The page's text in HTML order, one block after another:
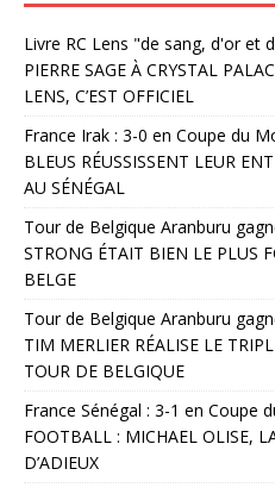
Livre RC Lens "de sang, d'or et
PIERRE SAGE À CRYSTAL
LENS, C’EST OFFICIEL
France Irak : 3-0 en Coupe du
BLEUS RÉUSSISSENT LEUR
AU SÉNÉGAL
Tour de Belgique Aranburu
STRONG ÉTAIT BIEN LE PLUS
BELGE
Tour de Belgique Aranburu
TIM MERLIER RÉALISE LE
TOUR DE BELGIQUE
France Sénégal : 3-1 en Coupe
FOOTBALL : MICHAEL OLISE,
D’ADIEUX